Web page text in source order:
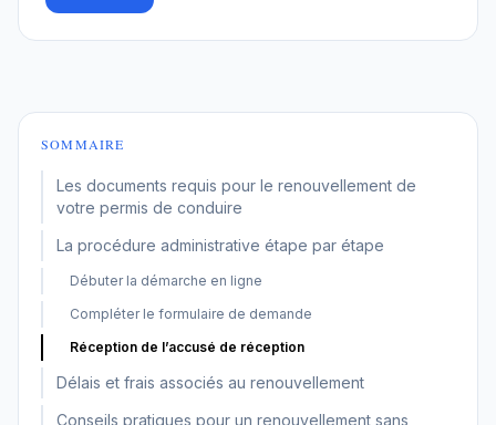
SOMMAIRE
Les documents requis pour le renouvellement de
votre permis de conduire
La procédure administrative étape par étape
Débuter la démarche en ligne
Compléter le formulaire de demande
Réception de l’accusé de réception
Délais et frais associés au renouvellement
Conseils pratiques pour un renouvellement sans